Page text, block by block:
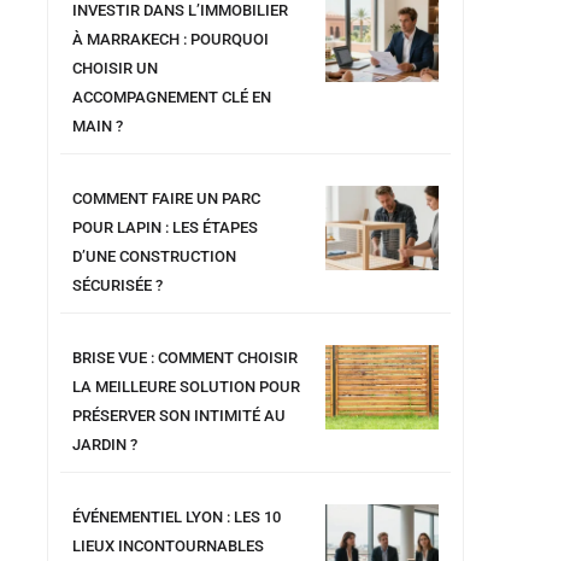
INVESTIR DANS L’IMMOBILIER
À MARRAKECH : POURQUOI
CHOISIR UN
ACCOMPAGNEMENT CLÉ EN
MAIN ?
COMMENT FAIRE UN PARC
POUR LAPIN : LES ÉTAPES
D’UNE CONSTRUCTION
SÉCURISÉE ?
BRISE VUE : COMMENT CHOISIR
LA MEILLEURE SOLUTION POUR
PRÉSERVER SON INTIMITÉ AU
JARDIN ?
ÉVÉNEMENTIEL LYON : LES 10
LIEUX INCONTOURNABLES